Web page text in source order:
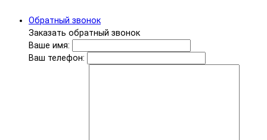
Обратный звонок
Заказать обратный звонок
Ваше имя:
Ваш телефон: